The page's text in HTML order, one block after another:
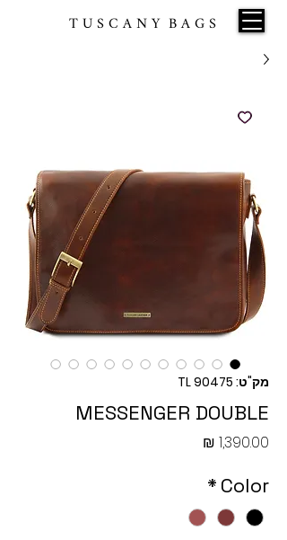
T U S C A N Y B A G S
מק"ט: TL 90475
MESSENGER DOUBLE
Color
*